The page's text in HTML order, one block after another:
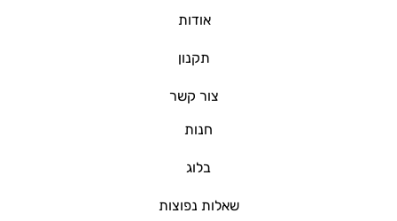
אודות
תקנון
צור קשר
חנות
בלוג
שאלות נפוצות